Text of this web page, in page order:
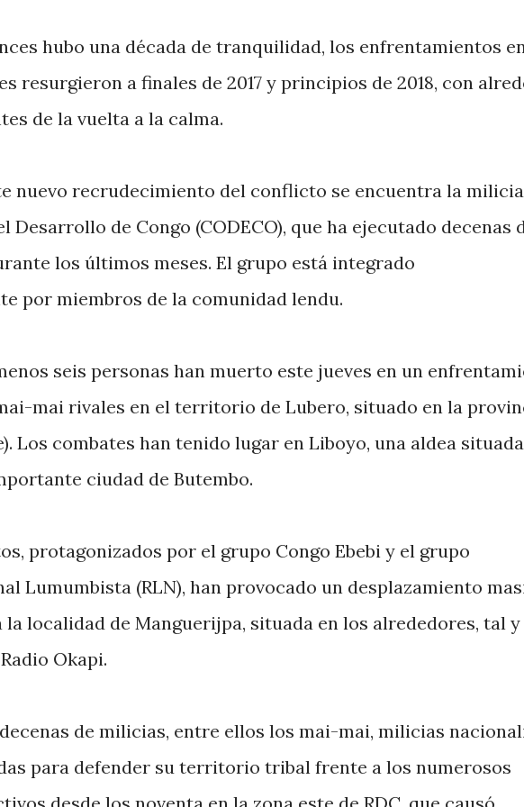
hubo una década de tranquilidad, los enfrentamientos
resurgieron a finales de 2017 y principios de 2018, con
de la vuelta a la calma.
nuevo recrudecimiento del conflicto se encuentra la milicia
Desarrollo de Congo (CODECO), que ha ejecutado decenas
los últimos meses. El grupo está integrado
por miembros de la comunidad lendu.
seis personas han muerto este jueves en un
mai rivales en el territorio de Lubero, situado en la
Los combates han tenido lugar en Liboyo, una aldea
ciudad de Butembo.
protagonizados por el grupo Congo Ebebi y el grupo
Lumumbista (RLN), han provocado un desplazamiento
la localidad de Manguerijpa, situada en los alrededores, tal y
Okapi.
de milicias, entre ellos los mai-mai, milicias
para defender su territorio tribal frente a los numerosos